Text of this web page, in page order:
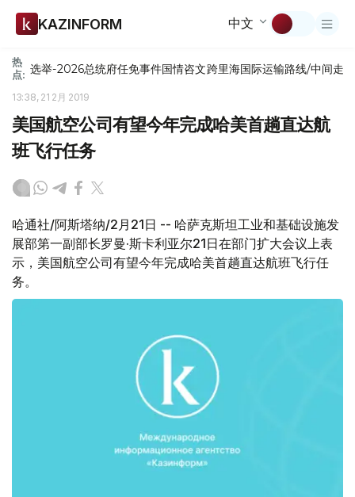
KAZINFORM 中文
热
点: 选举-2026总统府任免事件国情咨文跨里海国际运输路线/中间走廊
13:38, 21 2月 2019
美国航空公司有望今年完成哈美首趟直达航
班飞行任务
哈通社/阿斯塔纳/2月21日 -- 哈萨克斯坦工业和基础设施发
展部第一副部长罗曼·斯卡利亚尔21日在部门扩大会议上表
示，美国航空公司有望今年完成哈美首趟直达航班飞行任
务。